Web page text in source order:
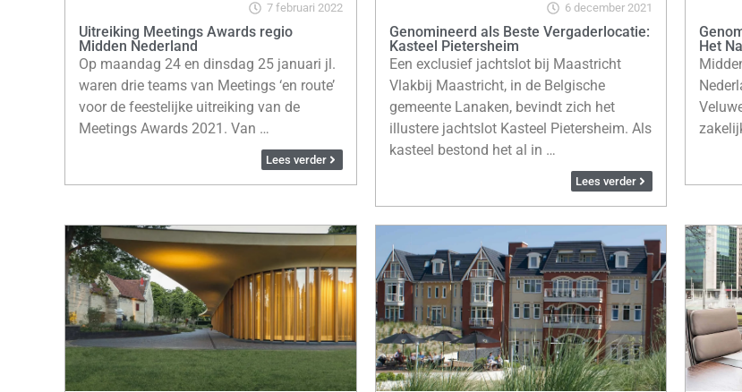
7 februari 2022
Uitreiking Meetings Awards regio
Midden Nederland
Op maandag 24 en dinsdag 25 januari jl.
waren drie teams van Meetings ‘en route’
voor de feestelijke uitreiking van de
Meetings Awards 2021. Van …
Lees verder
6 december 2021
Genomineerd als Beste Vergaderlocatie:
Kasteel Pietersheim
Een exclusief jachtslot bij Maastricht
Vlakbij Maastricht, in de Belgische
gemeente Lanaken, bevindt zich het
illustere jachtslot Kasteel Pietersheim. Als
kasteel bestond het al in …
Lees verder
Het